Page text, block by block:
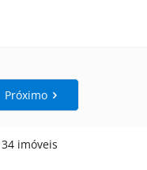
imóveis
Próximo